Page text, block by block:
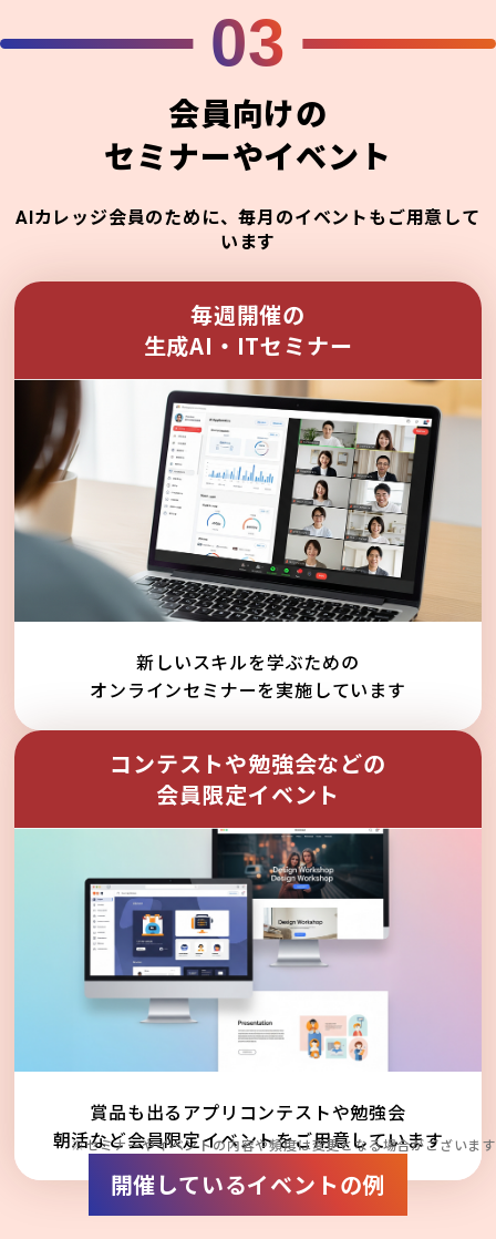
03
会員向けの
セミナーやイベント
AIカレッジ会員のために、毎月のイベントもご用意して
います
毎週開催の
生成AI・ITセミナー
新しいスキルを学ぶための
オンラインセミナーを実施しています
コンテストや勉強会などの
会員限定イベント
賞品も出るアプリコンテストや勉強会
朝活など会員限定イベントをご用意しています
※セミナーやイベントの内容や頻度は変更となる場合がございます
開催しているイベントの例